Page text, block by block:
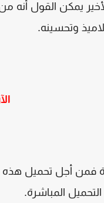
يمكن القول أنه
وتحسينه.
فمن أجل تحميل هذه
المباشرة.